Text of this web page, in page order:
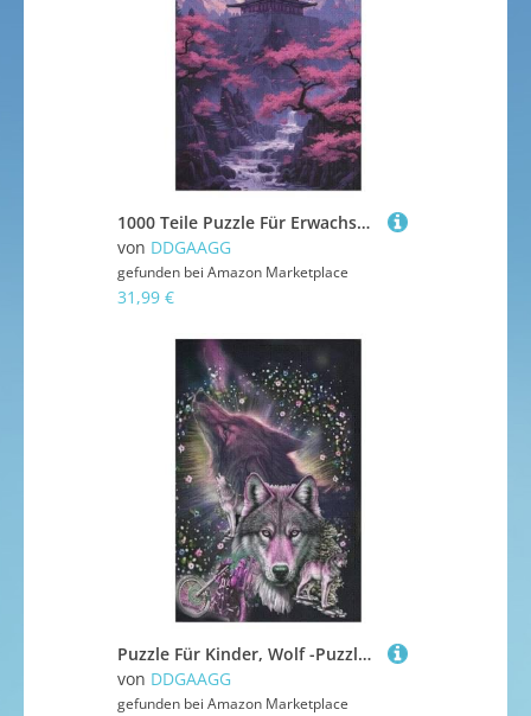
1000 Teile Puzzle Für Erwachsene, Japan Style -Puzzles, Kinder HolzPuzzle, Kreatives Puzzle, Geschenk Für Freunde Und Familie 1000 PCS
von DDGAAGG
gefunden bei Amazon Marketplace
31,99 €
Puzzle Für Kinder, Wolf -Puzzles Für Erwachsene, 1000-teiliges Holzpuzzle Für Jugendliche, Tolles 1000 PCS
von DDGAAGG
gefunden bei Amazon Marketplace